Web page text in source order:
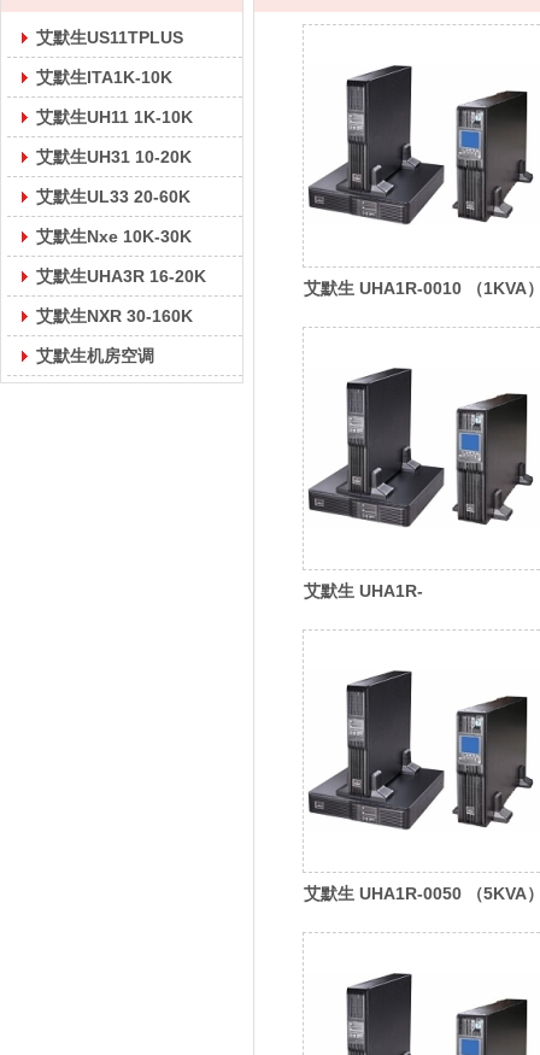
艾默生US11TPLUS
艾默生ITA1K-10K
艾默生UH11 1K-10K
艾默生UH31 10-20K
艾默生UL33 20-60K
艾默生Nxe 10K-30K
艾默生UHA3R 16-20K
艾默生NXR 30-160K
艾默生机房空调
艾默生 UHA1R-0010 （1KVA
艾默生 UHA1R-
艾默生 UHA1R-0050 （5KVA